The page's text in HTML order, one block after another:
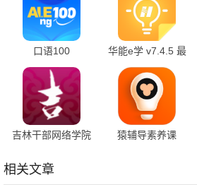
口语100
5.5.60016 官方正
版
华能e学 v7.4.5 最
新版
吉林干部网络学院
猿辅导素养课
相关文章